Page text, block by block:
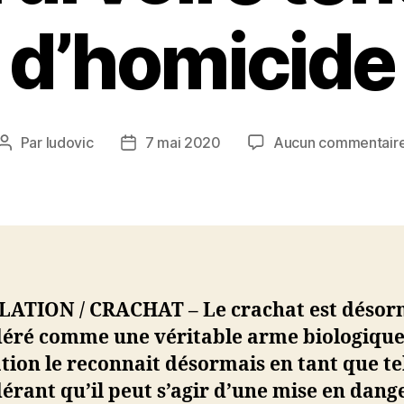
d’homicide
Auteur
Par ludovic
Date7 mai 2020 Aucun
/ CRACHAT – Le crachat est
comme une véritable arme
le reconnait désormais en tant que
qu’il peut s’agir d’une mise en